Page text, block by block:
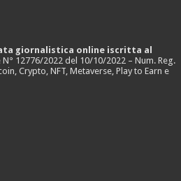
giornalistica online iscritta al
12776/2022 del 10/10/2022 – Num. Reg.
Crypto, NFT, Metaverse, Play to Earn e